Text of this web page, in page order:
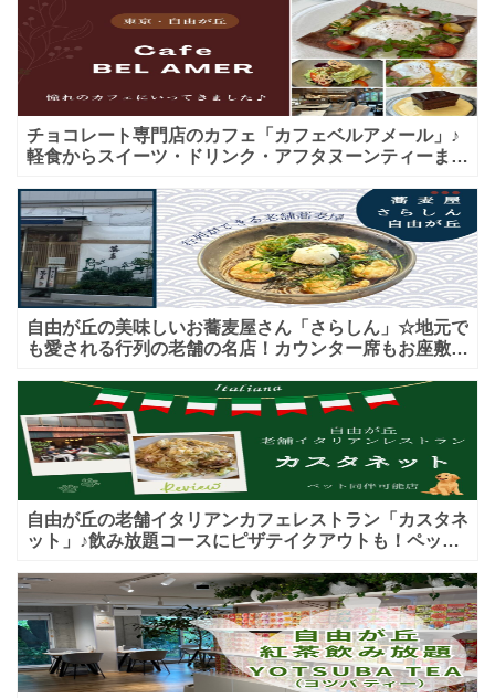
チョコレート専門店のカフェ「カフェベルアメール」♪
軽食からスイーツ・ドリンク・アフタヌーンティーまで
自由が丘の美味しいお蕎麦屋さん「さらしん」☆地元で
も愛される行列の老舗の名店！カウンター席もお座敷も
自由が丘の老舗イタリアンカフェレストラン「カスタネ
ット」♪飲み放題コースにピザテイクアウトも！ペット